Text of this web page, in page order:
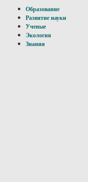
Образование
Развитие науки
Ученые
Экология
Знания